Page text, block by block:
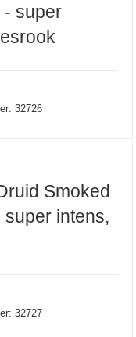
- super
32726
Smoked
super intens,
32727